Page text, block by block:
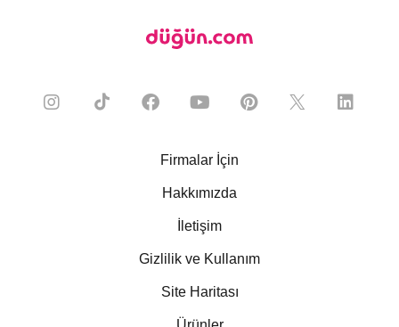
Firmalar İçin
Hakkımızda
İletişim
Gizlilik ve Kullanım
Site Haritası